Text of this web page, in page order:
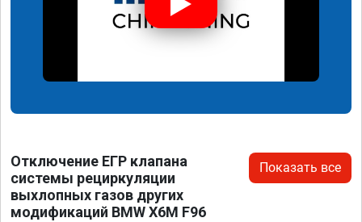
Отключение ЕГР клапана
системы рециркуляции
выхлопных газов других
модификаций BMW X6M F96
Показать все